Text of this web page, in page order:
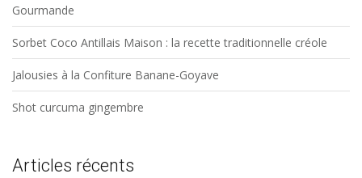
Gourmande
Sorbet Coco Antillais Maison : la recette traditionnelle créole
Jalousies à la Confiture Banane-Goyave
Shot curcuma gingembre
Articles récents